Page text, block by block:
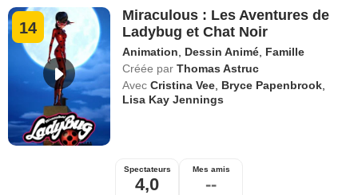
14
Miraculous : Les Aventures de
Ladybug et Chat Noir
Animation Dessin Animé Famille
Créée par Thomas Astruc
Avec Cristina Vee Bryce Papenbrook
Lisa Kay Jennings
Spectateurs
4,0
Mes amis
--